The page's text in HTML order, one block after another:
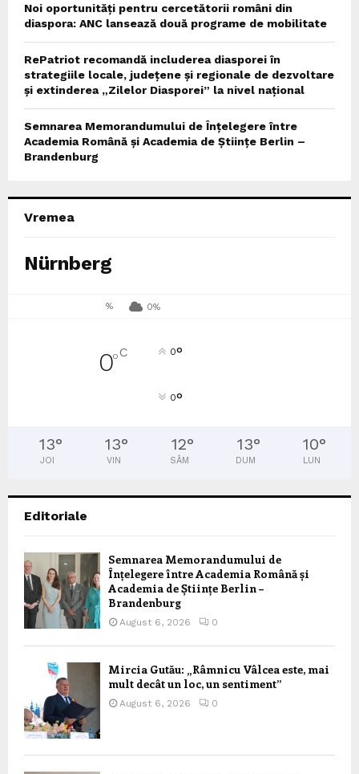
Noi oportunități pentru cercetătorii români din
diaspora: ANC lansează două programe de mobilitate
RePatriot recomandă includerea diasporei în
strategiile locale, județene și regionale de dezvoltare
și extinderea „Zilelor Diasporei” la nivel național
Semnarea Memorandumului de Înțelegere între
Academia Română și Academia de Științe Berlin –
Brandenburg
Vremea
Nürnberg
% 0%
0°C 0°
0°
13°
JOI
13°
VIN
12°
SÂM
13°
DUM
10°
LUN
Editoriale
Semnarea Memorandumului de
Înțelegere între Academia Română și
Academia de Științe Berlin –
Brandenburg
August 6, 2026 0
Mircia Gutău: „Râmnicu Vâlcea este, mai
mult decât un loc, un sentiment”
August 6, 2026 0